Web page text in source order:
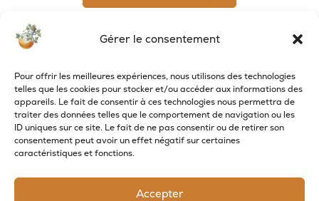
Gérer le consentement
Pour offrir les meilleures expériences, nous utilisons des technologies
telles que les cookies pour stocker et/ou accéder aux informations des
appareils. Le fait de consentir à ces technologies nous permettra de
traiter des données telles que le comportement de navigation ou les
ID uniques sur ce site. Le fait de ne pas consentir ou de retirer son
consentement peut avoir un effet négatif sur certaines
caractéristiques et fonctions.
Accepter
RECEVOIR LES NOUVELLES DE LA SAVONNERIE